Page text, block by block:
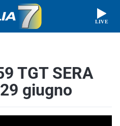
LIVE
TGT SERA
giugno